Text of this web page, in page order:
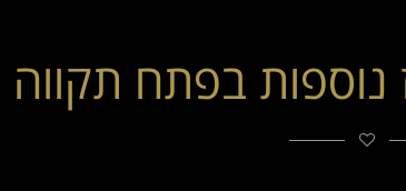
נוספות בפתח תקווה